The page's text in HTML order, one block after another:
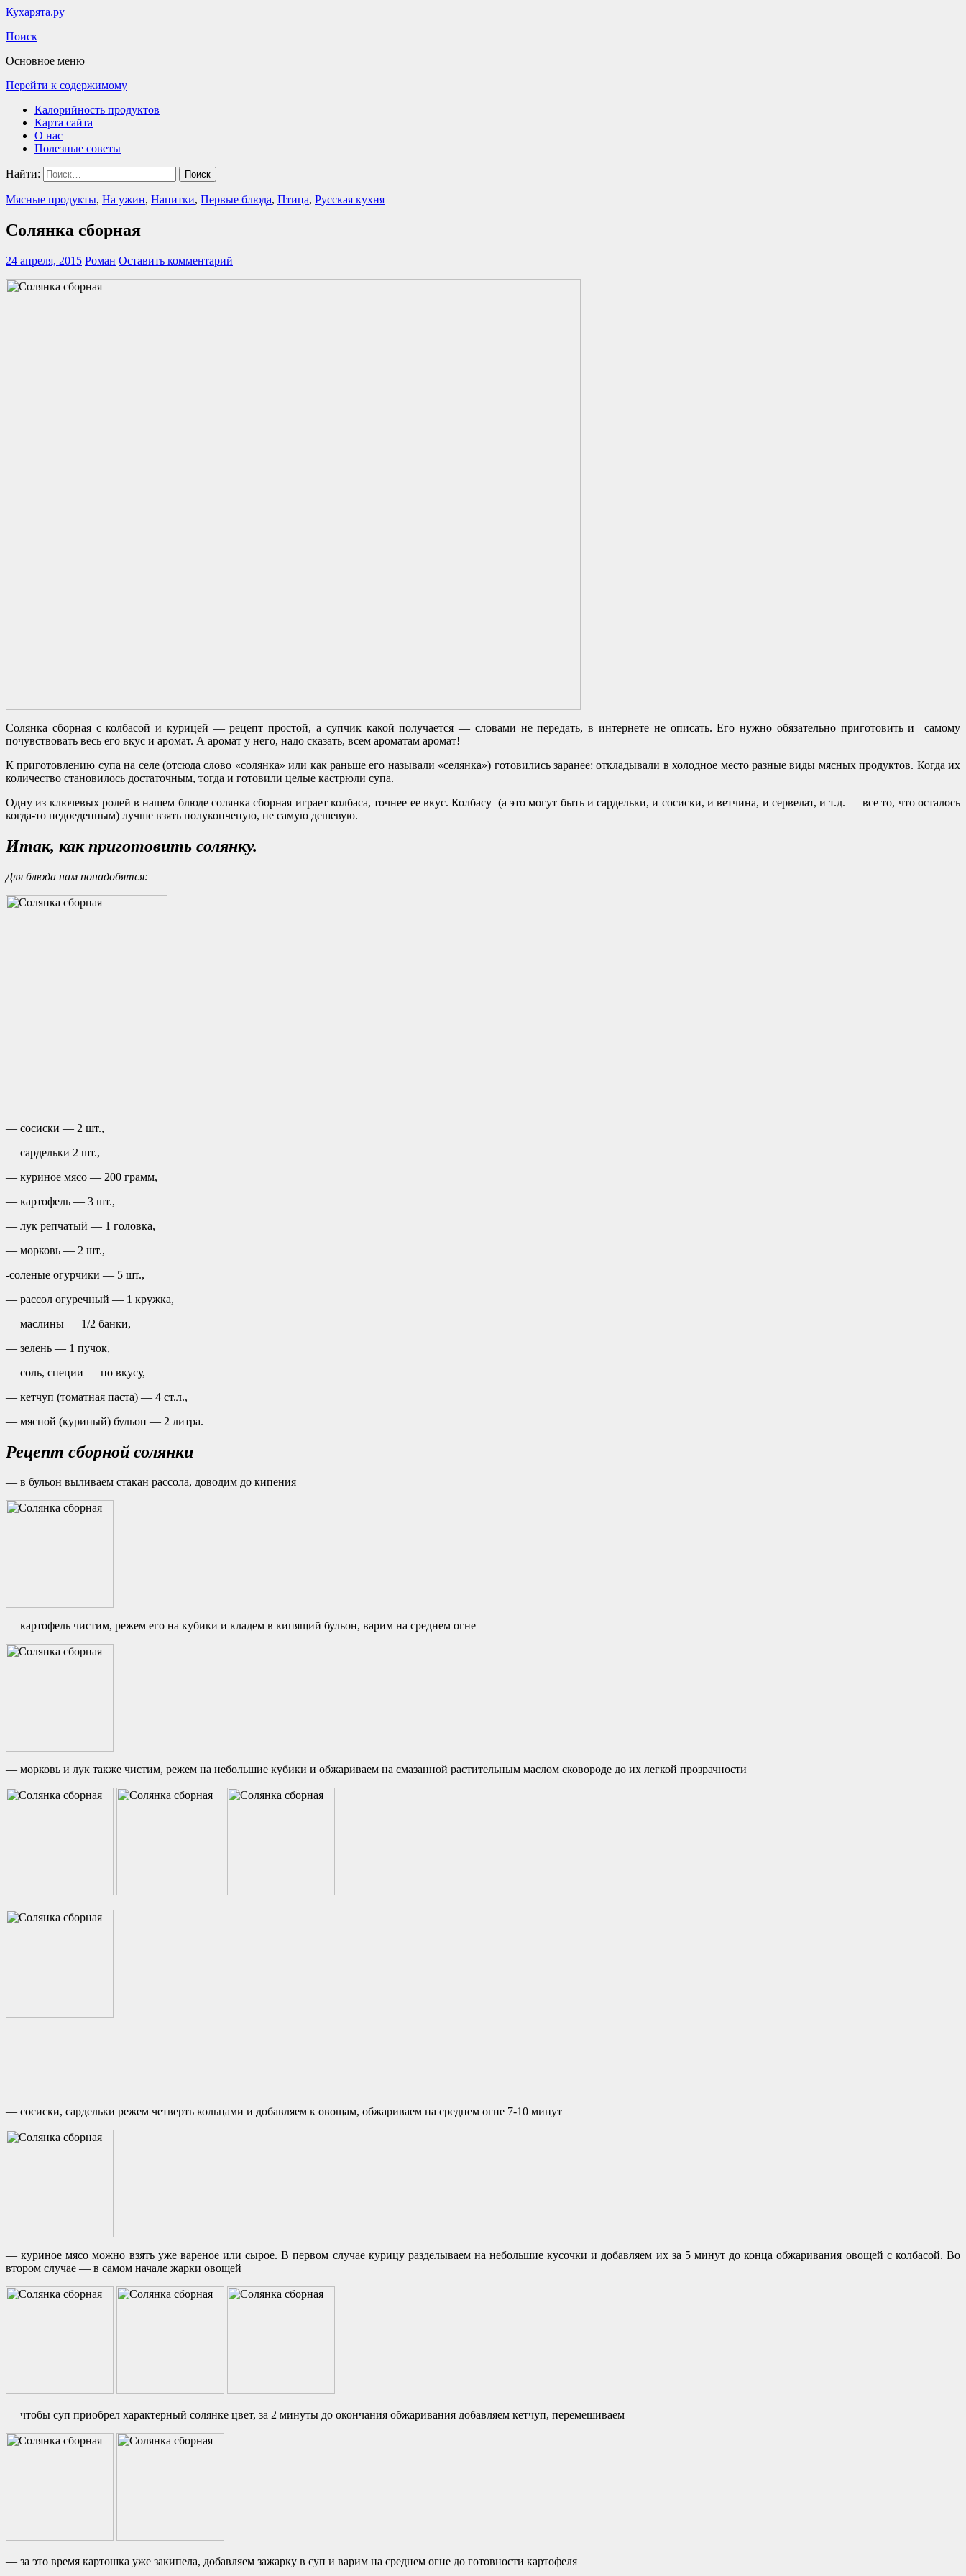
Кухарята.ру
Поиск
Основное меню
Перейти к содержимому
Калорийность продуктов
Карта сайта
О нас
Полезные советы
Найти:
Мясные продукты, На ужин, Напитки, Первые блюда, Птица, Русская кухня
Солянка сборная
24 апреля, 2015 Роман Оставить комментарий
Солянка сборная с колбасой и курицей — рецепт простой, а супчик какой получается — словами не передать, в интернете не описать. Его нужно обязательно приготовить и самому
почувствовать весь его вкус и аромат. А аромат у него, надо сказать, всем ароматам аромат!
К приготовлению супа на селе (отсюда слово «солянка» или как раньше его называли «селянка») готовились заранее: откладывали в холодное место разные виды мясных продуктов. Когда их
количество становилось достаточным, тогда и готовили целые кастрюли супа.
Одну из ключевых ролей в нашем блюде солянка сборная играет колбаса, точнее ее вкус. Колбасу (а это могут быть и сардельки, и сосиски, и ветчина, и сервелат, и т.д. — все то, что осталось
когда-то недоеденным) лучше взять полукопченую, не самую дешевую.
Итак, как приготовить солянку.
Для блюда нам понадобятся:
— сосиски — 2 шт.,
— сардельки 2 шт.,
— куриное мясо — 200 грамм,
— картофель — 3 шт.,
— лук репчатый — 1 головка,
— морковь — 2 шт.,
-соленые огурчики — 5 шт.,
— рассол огуречный — 1 кружка,
— маслины — 1/2 банки,
— зелень — 1 пучок,
— соль, специи — по вкусу,
— кетчуп (томатная паста) — 4 ст.л.,
— мясной (куриный) бульон — 2 литра.
Рецепт сборной солянки
— в бульон выливаем стакан рассола, доводим до кипения
— картофель чистим, режем его на кубики и кладем в кипящий бульон, варим на среднем огне
— морковь и лук также чистим, режем на небольшие кубики и обжариваем на смазанной растительным маслом сковороде до их легкой прозрачности
— сосиски, сардельки режем четверть кольцами и добавляем к овощам, обжариваем на среднем огне 7-10 минут
— куриное мясо можно взять уже вареное или сырое. В первом случае курицу разделываем на небольшие кусочки и добавляем их за 5 минут до конца обжаривания овощей с колбасой. Во
втором случае — в самом начале жарки овощей
— чтобы суп приобрел характерный солянке цвет, за 2 минуты до окончания обжаривания добавляем кетчуп, перемешиваем
— за это время картошка уже закипела, добавляем зажарку в суп и варим на среднем огне до готовности картофеля